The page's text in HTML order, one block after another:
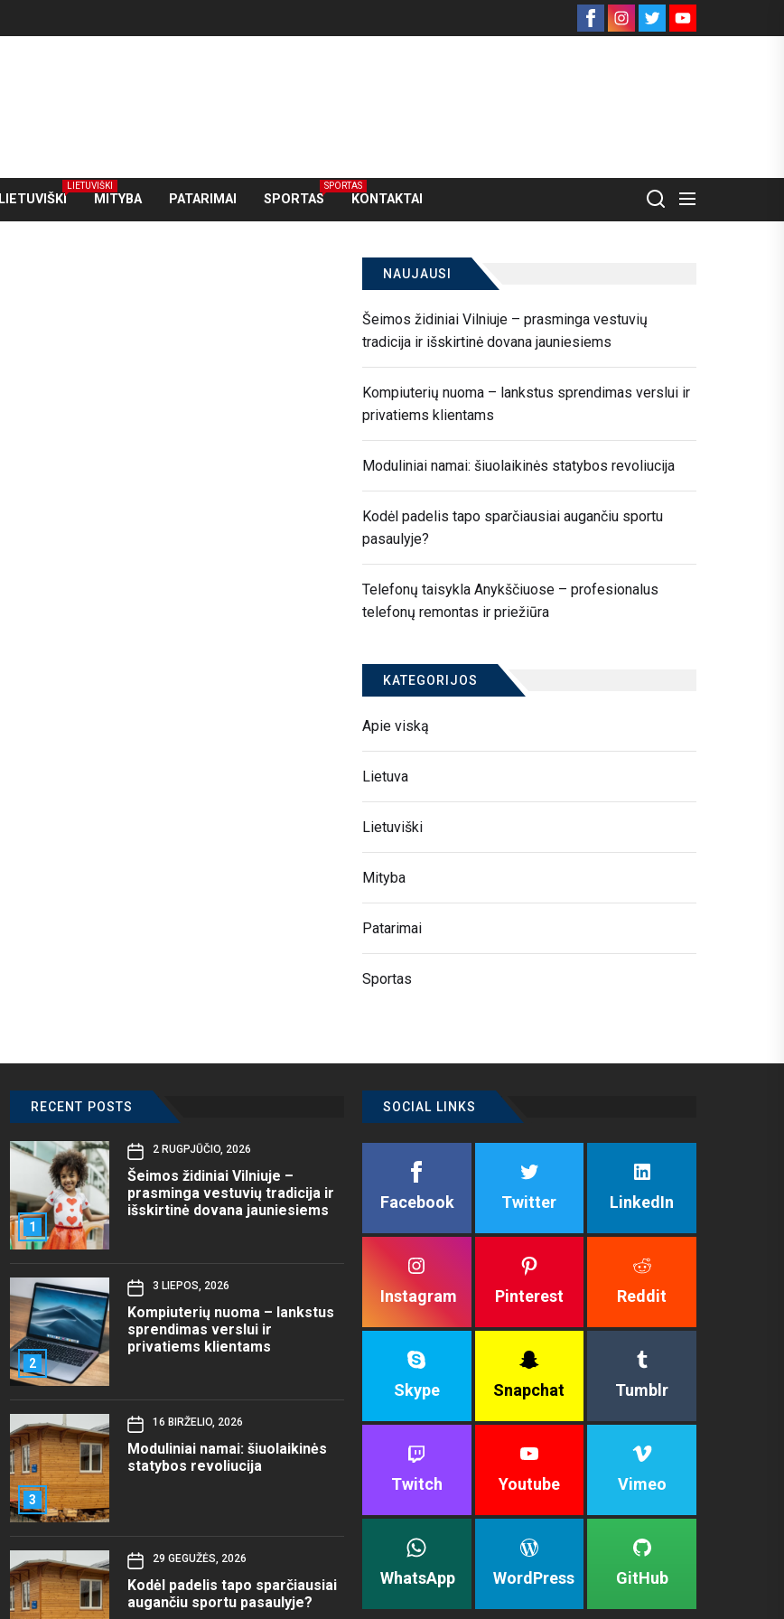
Facebook
InstagramTwitterYoutube
LIETUVIŠKI
LIETUVIŠKI
MITYBA PATARIMAI SPORTAS
SPORTAS
KONTAKTAI
NAUJAUSI
Šeimos židiniai Vilniuje – prasminga vestuvių
tradicija ir išskirtinė dovana jauniesiems
Kompiuterių nuoma – lankstus sprendimas verslui ir
privatiems klientams
Moduliniai namai: šiuolaikinės statybos revoliucija
Kodėl padelis tapo sparčiausiai augančiu sportu
pasaulyje?
Telefonų taisykla Anykščiuose – profesionalus
telefonų remontas ir priežiūra
KATEGORIJOS
Apie viską
Lietuva
Lietuviški
Mityba
Patarimai
Sportas
RECENT POSTS
1
2 RUGPJŪČIO, 2026
Šeimos židiniai Vilniuje –
prasminga vestuvių tradicija ir
išskirtinė dovana jauniesiems
2
3 LIEPOS, 2026
Kompiuterių nuoma – lankstus
sprendimas verslui ir
privatiems klientams
3
16 BIRŽELIO, 2026
Moduliniai namai: šiuolaikinės
statybos revoliucija
29 GEGUŽĖS, 2026
Kodėl padelis tapo sparčiausiai
augančiu sportu pasaulyje?
SOCIAL LINKS
Facebook Twitter LinkedIn
Instagram Pinterest Reddit
Skype Snapchat Tumblr
Twitch Youtube Vimeo
WhatsApp WordPress GitHub